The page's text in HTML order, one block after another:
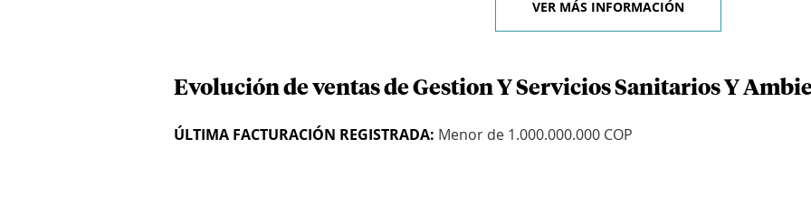
VER MÁS INFORMACIÓN
Evolución de ventas de Gestion Y Servicios Sanitarios Y
ÚLTIMA FACTURACIÓN REGISTRADA: Menor de 1.000.000.000 COP